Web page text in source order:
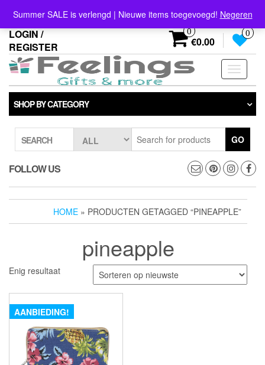
the
content
Summer SALE is verlengd | Nieuwe items toegevoegd! Negeren
info@feelings-giftshop.nl
LOGIN /
REGISTER
0
€0.00
0
Toggle
SHOP BY CATEGORY
SEARCH GO
FOLLOW US
HOME » PRODUCTEN GETAGGED “PINEAPPLE”
pineapple
Enig resultaat
AANBIEDING!